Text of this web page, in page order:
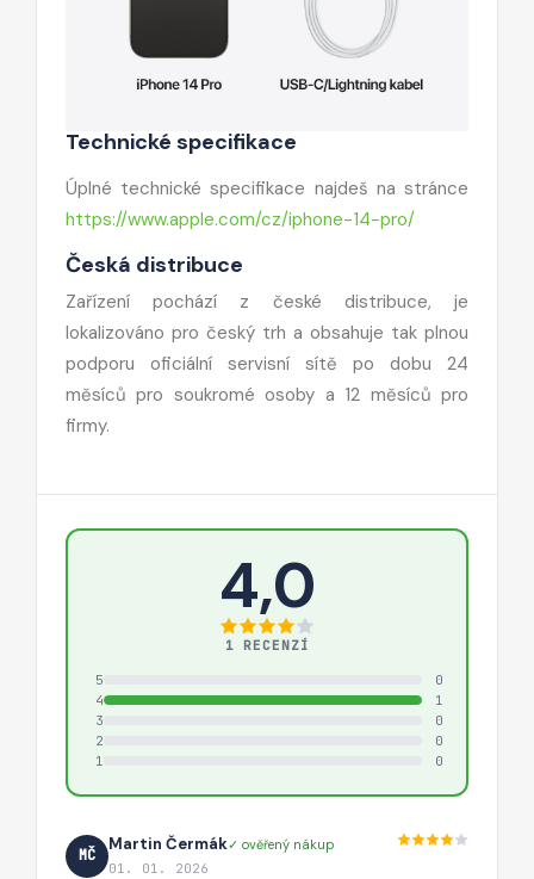
Technické specifikace
Úplné technické specifikace najdeš na stránce
https://www.apple.com/cz/iphone-14-pro/
Česká distribuce
Zařízení pochází z české distribuce, je
lokalizováno pro český trh a obsahuje tak plnou
podporu oficiální servisní sítě po dobu 24
měsíců pro soukromé osoby a 12 měsíců pro
firmy.
4,0
1 RECENZÍ
5
0
4
1
3
0
2
0
1
0
MČ
Martin Čermák✓ ověřený nákup
01. 01. 2026